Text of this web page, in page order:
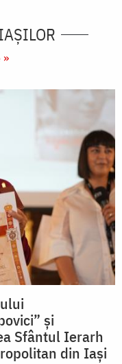
»
și
Sfântul Ierarh
din Iași